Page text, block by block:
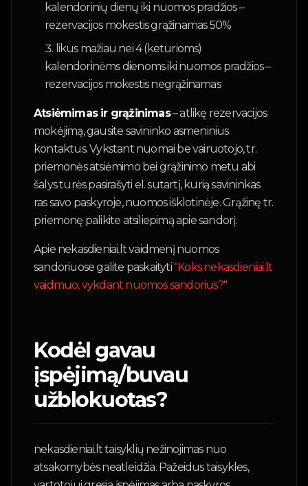
kalendorinių dienų iki nuomos pradžios –
rezervacijos mokestis grąžinamas 50%
likus mažiau nei 4 (keturioms)
kalendorinėms dienoms iki nuomos pradžios –
rezervacijos mokestis negrąžinamas
Atsiėmimas ir grąžinimas– atlikę rezervacijos
mokėjimą, gausite savininko asmeninius
kontaktus. Vykstant nuomai be vairuotojo, tr.
priemonės atsiėmimo bei grąžinimo metu abi
šalys turės pasirašyti el. sutartį, kurią savininkas
ras savo paskyroje, nuomos išklotinėje. Grąžinę tr.
priemonę palikite atsiliepimą apie sandorį.
Apie nekasdieniai.lt vaidmenį nuomos
sandoriuose galite paskaityti"Koks nekasdieniai.lt
vaidmuo, vykdant nuomos sandorius?"
Kodėl gavau
įspėjimą/buvau
užblokuotas?
nekasdieniai.lt taisyklių nežinojimas nuo
atsakomybės neatleidžia. Pažeidus taisykles,